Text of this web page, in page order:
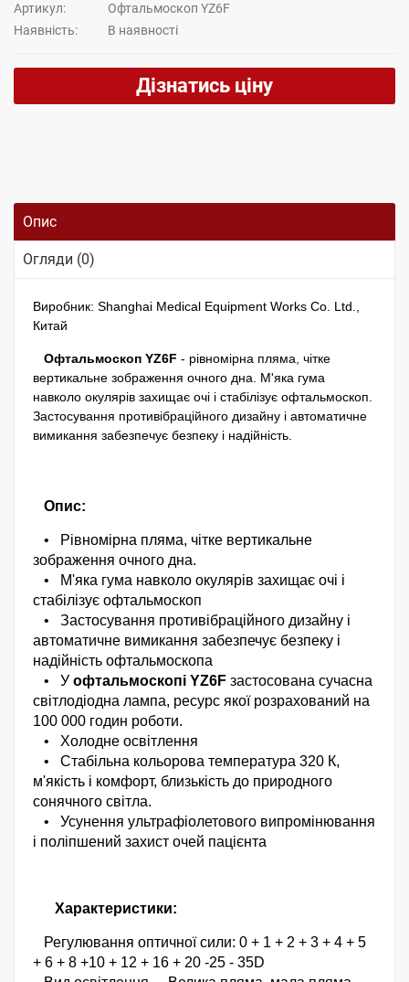
Артикул:
Офтальмоскоп YZ6F
Наявність:
В наявності
Дізнатись ціну
Опис
Огляди (0)
Виробник: Shanghai Medical Equipment Works Co. Ltd.,
Китай
Офтальмоскоп YZ6F - рівномірна пляма, чітке
вертикальне зображення очного дна. М'яка гума
навколо окулярів захищає очі і стабілізує офтальмоскоп.
Застосування противібраційного дизайну і автоматичне
вимикання забезпечує безпеку і надійність.
Опис:
•
Рівномірна пляма, чітке вертикальне
зображення очного дна.
•
М'яка гума навколо окулярів захищає очі і
стабілізує офтальмоскоп
• Застосування противібраційного дизайну і
автоматичне вимикання забезпечує безпеку і
надійність офтальмоскопа
• У офтальмоскопі YZ6F застосована сучасна
світлодіодна лампа, ресурс якої розрахований на
100 000 годин роботи.
• Холодне освітлення
• Стабільна кольорова температура 320 К,
м'якість і комфорт, близькість до природного
сонячного світла.
• Усунення ультрафіолетового випромінювання
і поліпшений захист очей пацієнта
Характеристики:
Регулювання оптичної сили: 0 + 1 + 2 + 3 + 4 + 5
+ 6 + 8 +10 + 12 + 16 + 20 -25 - 35D